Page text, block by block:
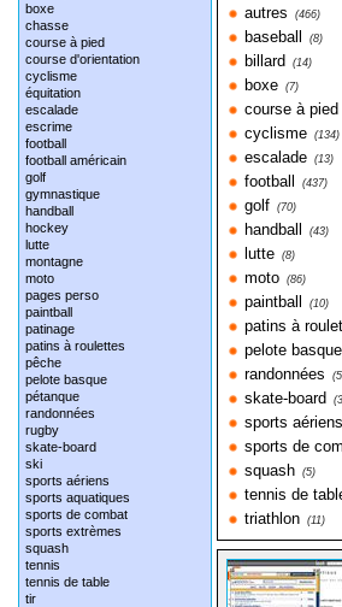
boxe
chasse
course à pied
course d'orientation
cyclisme
équitation
escalade
escrime
football
football américain
golf
gymnastique
handball
hockey
lutte
montagne
moto
pages perso
paintball
patinage
patins à roulettes
pêche
pelote basque
pétanque
randonnées
rugby
skate-board
ski
sports aériens
sports aquatiques
sports de combat
sports extrèmes
squash
tennis
tennis de table
tir
autres (466)
baseball (8)
billard (14)
boxe (7)
course à pied
cyclisme (134)
escalade (13)
football (437)
golf (70)
handball (43)
lutte (8)
moto (86)
paintball (10)
patins à
pelote basque
randonnées
skate-board
sports aériens
sports de
squash (5)
tennis de
triathlon (11)